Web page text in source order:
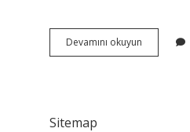
Devamını okuyun
Retro
Sitemap